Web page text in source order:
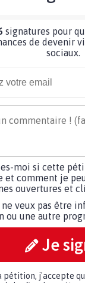
signatures pour
de devenir
sociaux.
moi si cette
et comment je
ouvertures et
ne veux pas être
ou une autre
Je
pétition, j'accepte